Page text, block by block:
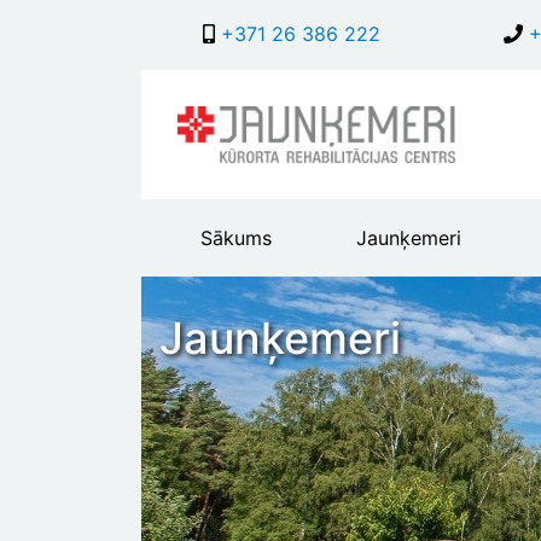
+371 26 386 222
Main
header
menu
Sākums Jaunķemeri
Jaunķemeri